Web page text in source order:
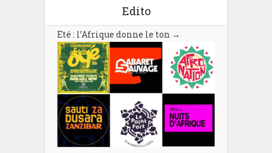
Edito
Eté : l’Afrique donne le ton →